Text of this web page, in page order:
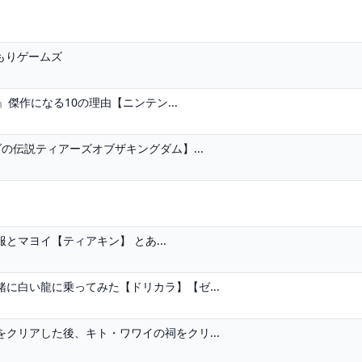
りゲームズ
傑作になる10の理由【ニンテン...
伝説ティアーズオブザキングダム】...
マヨイ【ティアキン】 とあ...
白い龍に乗ってみた【ドリカラ】【ゼ...
リアした後、キト・ワワイの祠をクリ...